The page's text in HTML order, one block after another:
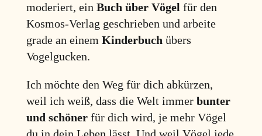
moderiert, ein Buch über Vögel für den
Kosmos-Verlag geschrieben und arbeite
grade an einem Kinderbuch übers
Vogelgucken.
Ich möchte den Weg für dich abkürzen,
weil ich weiß, dass die Welt immer bunter
und schöner für dich wird, je mehr Vögel